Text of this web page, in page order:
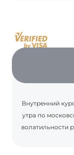
И ULTIMA
THE
АКУЛЫ И
Внутренний
утра по
волатильности